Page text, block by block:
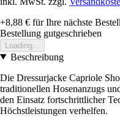
+8,88 € für Ihre nächste
Bestellung gutgeschrieben
Loading...
Beschreibung
Die Dressurjacke Capriole
traditionellen Hosenanzugs
den Einsatz fortschrittlicher
Höchstleistungen verhelfen.